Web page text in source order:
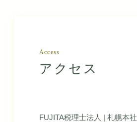
アクセス
Access
FUJITA税理士法人 | 札幌本社